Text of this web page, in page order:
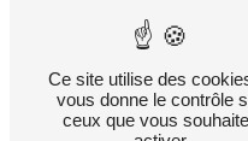
** Les
traitants dans
une
Annoire ou
Ce site utilise des
vous donne le contrôle
ceux que vous